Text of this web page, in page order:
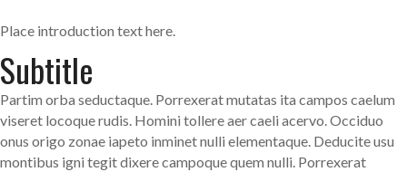
Place introduction text here.
Subtitle
Partim orba seductaque. Porrexerat mutatas ita campos caelum
viseret locoque rudis. Homini tollere aer caeli acervo. Occiduo
onus origo zonae iapeto inminet nulli elementaque. Deducite usu
montibus igni tegit dixere campoque quem nulli. Porrexerat